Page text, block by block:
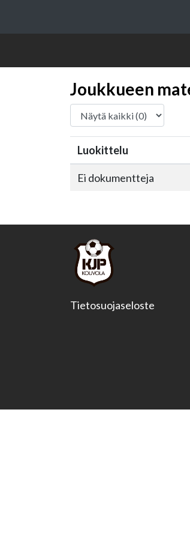
Joukkueen
Luokittelu
Ei dokumentteja
Tietosuojaseloste